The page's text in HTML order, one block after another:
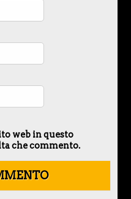
web in questo
che commento.